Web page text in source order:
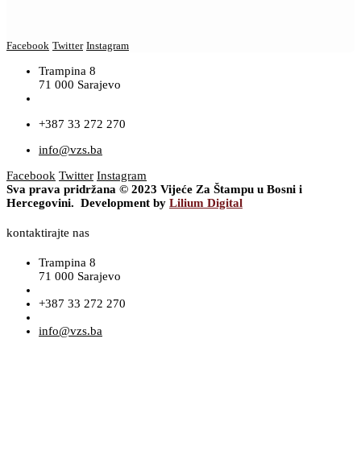
Facebook Twitter Instagram
Trampina 8
71 000 Sarajevo
+387 33 272 270
info@vzs.ba
Facebook Twitter Instagram
Sva prava pridržana © 2023 Vijeće Za Štampu u Bosni i
Hercegovini. Development by Lilium Digital
kontaktirajte nas
Trampina 8
71 000 Sarajevo
+387 33 272 270
info@vzs.ba